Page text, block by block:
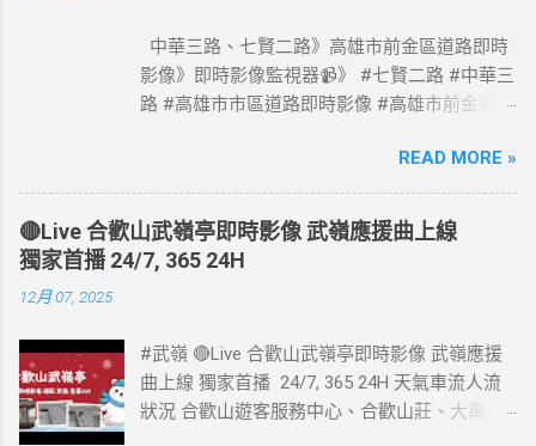
中華三路、七賢二路》高雄市前金區道路即時
影像》即時影像監視器📹》 #七賢二路 #中華三
路 #高雄市市區道路即時影像 #高雄市前金區道
READ MORE »
🔴Live 合歡山武嶺亭即時影像 武嶺應援曲上線
獨家首播 24/7, 365 24H
12月 07, 2025
#武嶺 🔴Live 合歡山武嶺亭即時影像 武嶺應援
曲上線 獨家首播 24/7, 365 24H 天氣車流人流
狀況 合歡山遊客服務中心、合歡山莊、大禹嶺